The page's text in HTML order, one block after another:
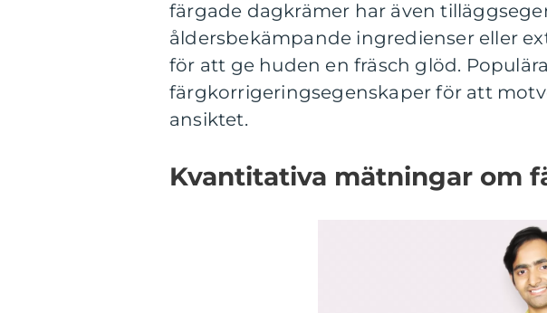
färgade dagkrämer har även
åldersbekämpande ingredienser eller
för att ge huden en fräsch glöd.
färgkorrigeringsegenskaper för att
ansiktet.
Kvantitativa mätningar om